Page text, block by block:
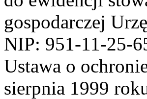
gospodarczej
NIP: 951-11-25-
Ustawa o
sierpnia 1999